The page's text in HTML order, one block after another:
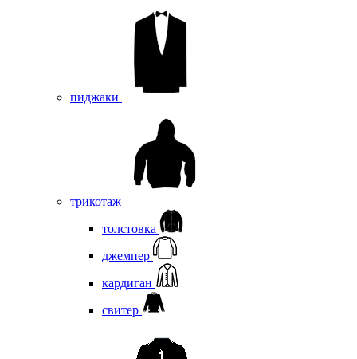
пиджаки
трикотаж
толстовка
джемпер
кардиган
свитер